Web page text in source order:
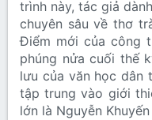
trình này, tác giả
chuyên sâu về thơ
Điểm mới của công
phúng nửa cuối thế
lưu của văn học dân
tập trung vào giới
lớn là Nguyễn